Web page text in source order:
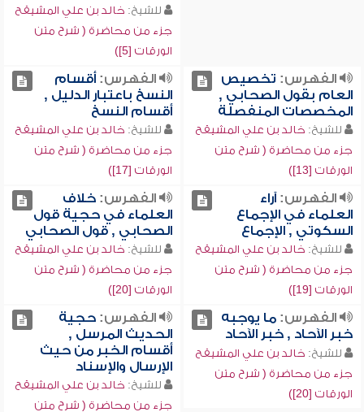
للشيخ: خالد بن علي المشيقح
جزء من محاضرة ( شرح متن
الورقات [5])
الفهرس: تخصيص
العام بقول الصحابي ,
المخصصات المنفصلة
للشيخ: خالد بن علي المشيقح
جزء من محاضرة ( شرح متن
الورقات [13])
الفهرس:أقسام
النسخ باعتبار الدليل ,
أقسام النسخ
للشيخ: خالد بن علي المشيقح
جزء من محاضرة ( شرح متن
الورقات [17])
الفهرس:آراء
العلماء في الإجماع
السكوتي , الإجماع
للشيخ: خالد بن علي المشيقح
جزء من محاضرة ( شرح متن
الورقات [19])
الفهرس:خلاف
العلماء في حجية قول
الصحابي , قول الصحابي
للشيخ: خالد بن علي المشيقح
جزء من محاضرة ( شرح متن
الورقات [20])
الفهرس:ما يوجبه
خبر الآحاد , خبر الآحاد
للشيخ: خالد بن علي المشيقح
جزء من محاضرة ( شرح متن
الورقات [20])
الفهرس:حجية
الحديث المرسل ,
أقسام الخبر من حيث
الإرسال والإسناد
للشيخ: خالد بن علي المشيقح
جزء من محاضرة ( شرح متن